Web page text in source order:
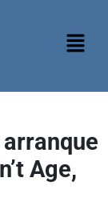
Age,